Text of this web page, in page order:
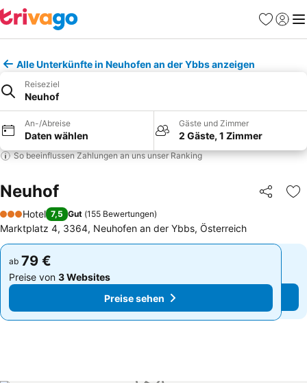
Favoriten
Alle Unterkünfte in Neuhofen an der Ybbs anzeigen
Reiseziel
Neuhof
An-/Abreise
Daten wählen
Gäste und Zimmer
2 Gäste, 1 Zimmer
So beeinflussen Zahlungen an uns unser Ranking
Neuhof Teilen
3 Sterne
Hotel 7,5 Gut (155 Bewertungen)
Marktplatz 4, 3364, Neuhofen an der Ybbs, Österreich
ab 79 €
Preise von 3 Websites
Preise sehen
ab 79 €
Preise von 3 Websites
Preise sehen